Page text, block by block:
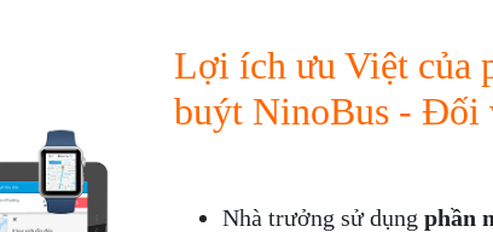
Lợi ích ưu Việt của
buýt NinoBus - Đối
Nhà trưởng sử dụng phần